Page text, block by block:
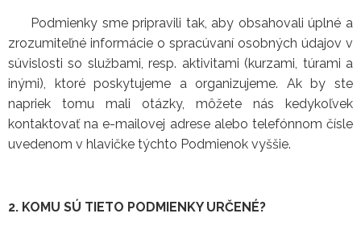
Podmienky sme pripravili tak, aby obsahovali úplné a
zrozumiteľné informácie o spracúvaní osobných údajov v
súvislosti so službami, resp. aktivitami (kurzami, túrami a
inými), ktoré poskytujeme a organizujeme. Ak by ste
napriek tomu mali otázky, môžete nás kedykoľvek
kontaktovať na e-mailovej adrese alebo telefónnom čísle
uvedenom v hlavičke týchto Podmienok vyššie.
2. KOMU SÚ TIETO PODMIENKY URČENÉ?